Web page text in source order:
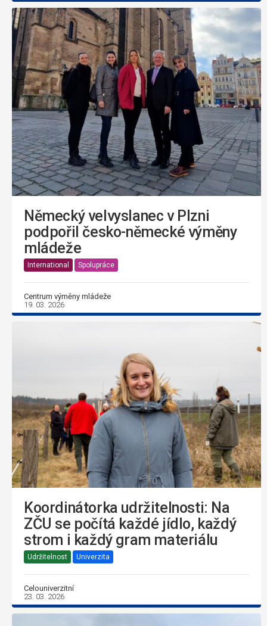
Německý velvyslanec v Plzni
podpořil česko-německé výměny
mládeže
International Spolupráce
Centrum výměny mládeže
19. 03. 2026
Koordinátorka udržitelnosti: Na
ZČU se počítá každé jídlo, každý
strom i každý gram materiálu
Udržitelnost Univerzita
Celouniverzitní
23. 03. 2026